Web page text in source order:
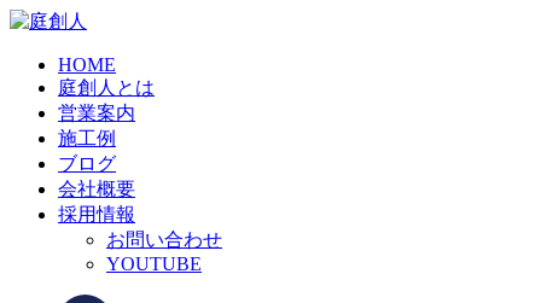
HOME
庭創人とは
営業案内
施工例
ブログ
会社概要
採用情報
お問い合わせ
YOUTUBE